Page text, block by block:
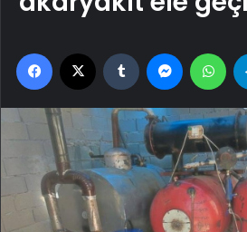
Facebook Tumblr Messenger